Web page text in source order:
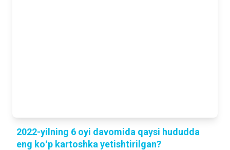
2022-yilning 6 oyi davomida qaysi hududda
eng koʻp kartoshka yetishtirilgan?